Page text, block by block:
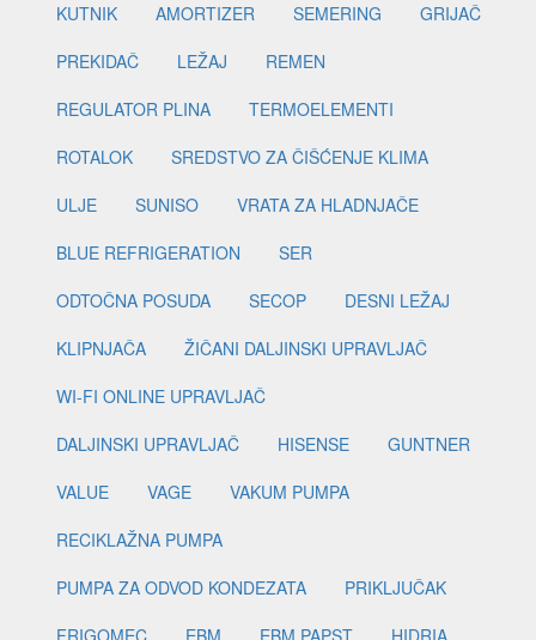
KUTNIK
AMORTIZER SEMERING
GRIJAČ
PREKIDAČ
LEŽAJ
REMEN
REGULATOR PLINA
TERMOELEMENTI
ROTALOK
SREDSTVO ZA ČIŠĆENJE KLIMA
ULJE
SUNISO
VRATA ZA HLADNJAČE
BLUE REFRIGERATION
SER
ODTOČNA POSUDA
SECOP
DESNI LEŽAJ
KLIPNJAČA
ŽIČANI DALJINSKI UPRAVLJAČ
WI-FI ONLINE UPRAVLJAČ
DALJINSKI UPRAVLJAČ
HISENSE
GUNTNER
VALUE
VAGE
VAKUM PUMPA
RECIKLAŽNA PUMPA
PUMPA ZA ODVOD KONDEZATA
PRIKLJUČAK